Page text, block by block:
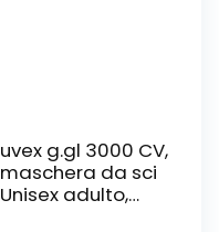
uvex g.gl 3000 CV,
maschera da sci
Unisex adulto,